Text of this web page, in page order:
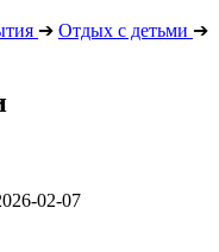
➔ Отдых с детьми ➔
02-07